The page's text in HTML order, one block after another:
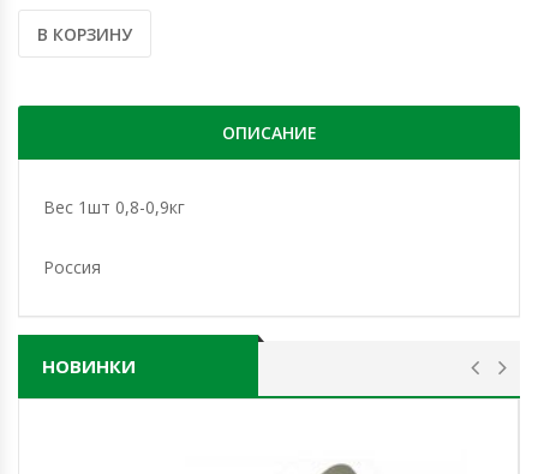
В КОРЗИНУ
ОПИСАНИЕ
Вес 1шт 0,8-0,9кг
Россия
НОВИНКИ